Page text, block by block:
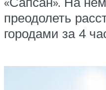
преодолеть
городами за 4